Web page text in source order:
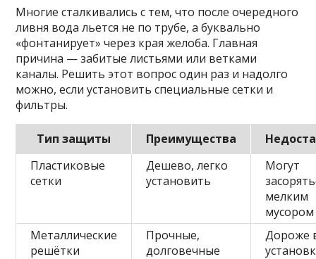
Многие сталкивались с тем, что после очередного
ливня вода льется не по трубе, а буквально
«фонтанирует» через края желоба. Главная
причина — забитые листьями или ветками
каналы. Решить этот вопрос один раз и надолго
можно, если установить специальные сетки и
фильтры.
Тип защиты Преимущества
Пластиковые
сетки
Дешево, легко
установить
Могут
мелким
мусором
Металлические
решётки
Прочные,
долговечные
Дороже